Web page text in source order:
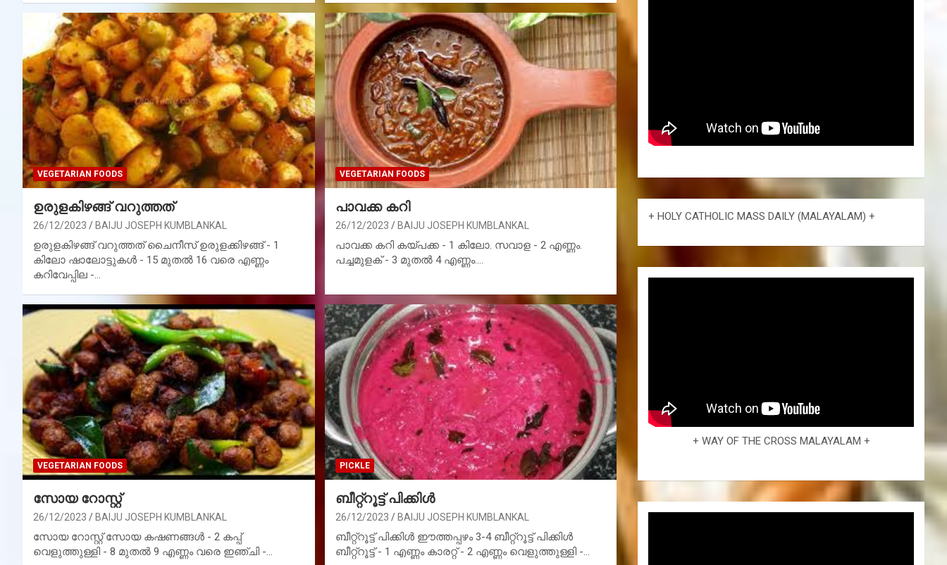
VEGETARIAN FOODS
ഉരുളകിഴങ്ങ് വറുത്തത്
26/12/2023 BAIJU JOSEPH KUMBLANKAL
ഉരുളകിഴങ്ങ് വറുത്തത് ചൈനീസ് ഉരുളക്കിഴങ്ങ് - 1
കിലോ ഷാലോട്ടുകൾ - 15 മുതൽ 16 വരെ എണ്ണം
കറിവേപ്പില -…
VEGETARIAN FOODS
പാവക്ക കറി
26/12/2023 BAIJU JOSEPH KUMBLANKAL
പാവക്ക കറി കയ്പക്ക - 1 കിലോ. സവാള - 2 എണ്ണം.
പച്ചമുളക് - 3 മുതൽ 4 എണ്ണം.…
VEGETARIAN FOODS
സോയ റോസ്റ്റ്
26/12/2023 BAIJU JOSEPH KUMBLANKAL
സോയ റോസ്റ്റ് സോയ കഷണങ്ങൾ - 2 കപ്പ്
വെളുത്തുള്ളി - 8 മുതൽ 9 എണ്ണം വരെ ഇഞ്ചി -…
PICKLE
ബീറ്റ്റൂട്ട് പിക്കിൾ
26/12/2023 BAIJU JOSEPH KUMBLANKAL
ബീറ്റ്റൂട്ട് പിക്കിൾ ഈത്തപ്പഴം 3-4 ബീറ്റ്റൂട്ട് പിക്കിൾ
ബീറ്റ്റൂട്ട് - 1 എണ്ണം കാരറ്റ് - 2 എണ്ണം വെളുത്തുള്ളി -…
+ HOLY CATHOLIC MASS DAILY (MALAYALAM) +
+ WAY OF THE CROSS MALAYALAM +